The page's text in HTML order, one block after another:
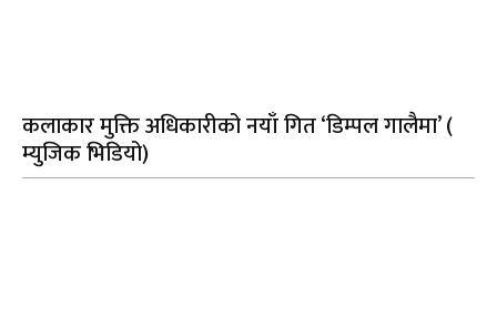
कलाकार मुक्ति अधिकारीको नयाँ गित ‘डिम्पल गालैमा’ (
म्युजिक भिडियो)